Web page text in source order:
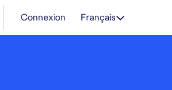
Connexion Français